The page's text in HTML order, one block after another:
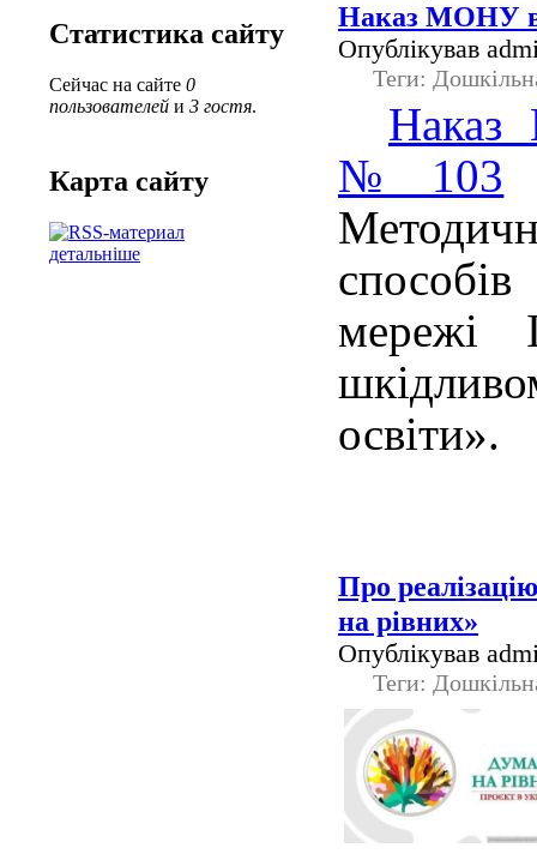
Статистика сайту
Сейчас на сайте 0
пользователей и 3 гостя.
Карта сайту
детальніше
Наказ МОНУ
Опублікував
Теги:
№103
мережі
освіти».
Про
на рівних»
Опублікував
Теги: